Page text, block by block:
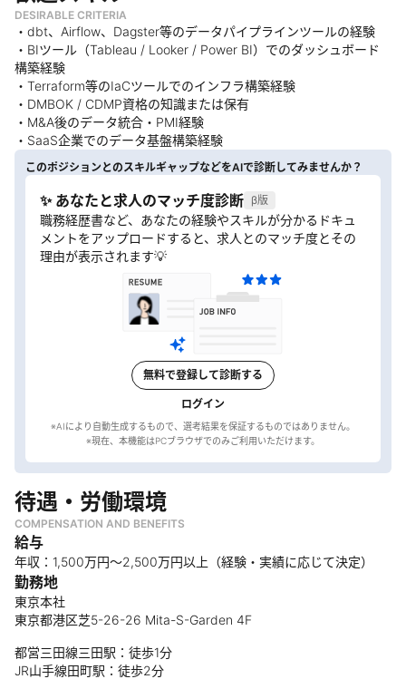
DESIRABLE CRITERIA
・dbt、Airflow、Dagster等のデータパイプラインツールの経験
・BIツール（Tableau / Looker / Power BI）でのダッシュボード
構築経験
・Terraform等のIaCツールでのインフラ構築経験
・DMBOK / CDMP資格の知識または保有
・M&A後のデータ統合・PMI経験
・SaaS企業でのデータ基盤構築経験
このポジションとのスキルギャップなどをAIで診断してみませんか？
✨ あなたと求人のマッチ度診断 β版
職務経歴書など、あなたの経験やスキルが分かるドキュ
メントをアップロードすると、求人とのマッチ度とその
理由が表示されます💡
無料で登録して診断する
ログイン
※AIにより自動生成するもので、選考結果を保証するものではありません。
待遇・労働環境
COMPENSATION AND BENEFITS
給与
年収：1,500万円～2,500万円以上（経験・実績に応じて決定）
勤務地
東京本社
東京都港区芝5-26-26 Mita-S-Garden 4F
都営三田線三田駅：徒歩1分
JR山手線田町駅：徒歩2分